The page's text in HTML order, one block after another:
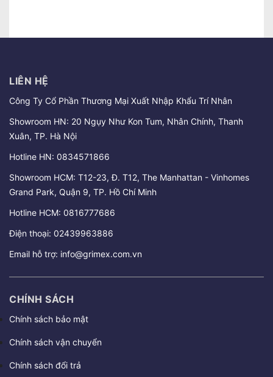
LIÊN HỆ
Công Ty Cổ Phần Thương Mại Xuất Nhập Khẩu Trí Nhân
Showroom HN: 20 Ngụy Như Kon Tum, Nhân Chính, Thanh
Xuân, TP. Hà Nội
Hotline HN: 0834571866
Showroom HCM: T12-23, Đ. T12, The Manhattan - Vinhomes
Grand Park, Quận 9, TP. Hồ Chí Minh
Hotline HCM: 0816777686
Điện thoại: 02439963886
Email hỗ trợ: info@grimex.com.vn
CHÍNH SÁCH
Chính sách bảo mật
Chính sách vận chuyển
Chính sách đổi trả